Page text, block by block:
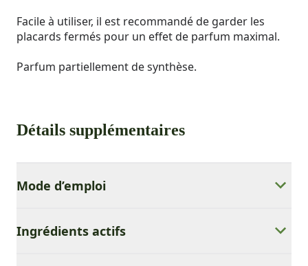
Facile à utiliser, il est recommandé de garder les
placards fermés pour un effet de parfum maximal.
Parfum partiellement de synthèse.
Détails supplémentaires
Mode d’emploi
Ingrédients actifs